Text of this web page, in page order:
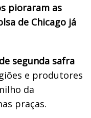
pioraram as
de Chicago já
segunda safra
e produtores
da
praças.